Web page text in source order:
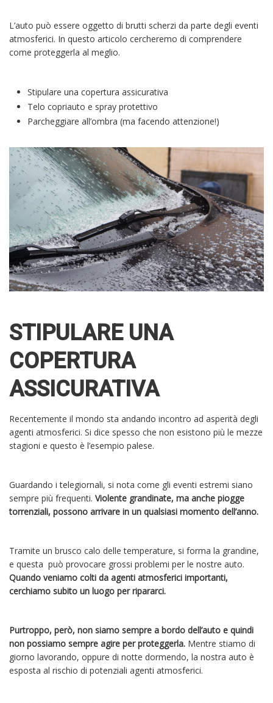
L’auto può essere oggetto di brutti scherzi da parte degli eventi
atmosferici. In questo articolo cercheremo di comprendere
come proteggerla al meglio.
Stipulare una copertura assicurativa
Telo copriauto e spray protettivo
Parcheggiare all’ombra (ma facendo attenzione!)
STIPULARE UNA
COPERTURA
ASSICURATIVA
Recentemente il mondo sta andando incontro ad asperità degli
agenti atmosferici. Si dice spesso che non esistono più le mezze
stagioni e questo è l’esempio palese.
Guardando i telegiornali, si nota come gli eventi estremi siano
sempre più frequenti. Violente grandinate, ma anche piogge
torrenziali, possono arrivare in un qualsiasi momento dell’anno.
Tramite un brusco calo delle temperature, si forma la grandine,
e questa può provocare grossi problemi per le nostre auto.
Quando veniamo colti da agenti atmosferici importanti,
cerchiamo subito un luogo per ripararci.
Purtroppo, però, non siamo sempre a bordo dell’auto e quindi
non possiamo sempre agire per proteggerla. Mentre stiamo di
giorno lavorando, oppure di notte dormendo, la nostra auto è
esposta al rischio di potenziali agenti atmosferici.